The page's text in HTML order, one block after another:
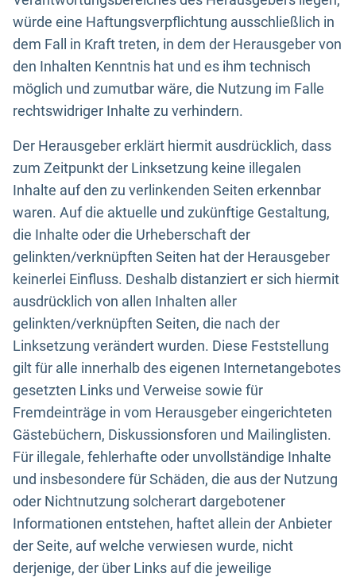
würde eine Haftungsverpflichtung ausschließlich in
dem Fall in Kraft treten, in dem der Herausgeber von
den Inhalten Kenntnis hat und es ihm technisch
möglich und zumutbar wäre, die Nutzung im Falle
rechtswidriger Inhalte zu verhindern.
Der Herausgeber erklärt hiermit ausdrücklich, dass
zum Zeitpunkt der Linksetzung keine illegalen
Inhalte auf den zu verlinkenden Seiten erkennbar
waren. Auf die aktuelle und zukünftige Gestaltung,
die Inhalte oder die Urheberschaft der
gelinkten/verknüpften Seiten hat der Herausgeber
keinerlei Einfluss. Deshalb distanziert er sich hiermit
ausdrücklich von allen Inhalten aller
gelinkten/verknüpften Seiten, die nach der
Linksetzung verändert wurden. Diese Feststellung
gilt für alle innerhalb des eigenen Internetangebotes
gesetzten Links und Verweise sowie für
Fremdeinträge in vom Herausgeber eingerichteten
Gästebüchern, Diskussionsforen und Mailinglisten.
Für illegale, fehlerhafte oder unvollständige Inhalte
und insbesondere für Schäden, die aus der Nutzung
oder Nichtnutzung solcherart dargebotener
Informationen entstehen, haftet allein der Anbieter
der Seite, auf welche verwiesen wurde, nicht
derjenige, der über Links auf die jeweilige